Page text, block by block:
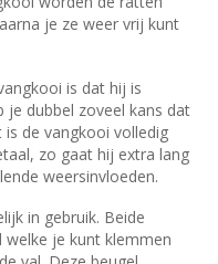
je ze weer vrij kunt
is dat hij is
je dubbel zoveel kans dat
de vangkooi volledig
zo gaat hij extra lang
weersinvloeden.
in gebruik. Beide
welke je kunt klemmen